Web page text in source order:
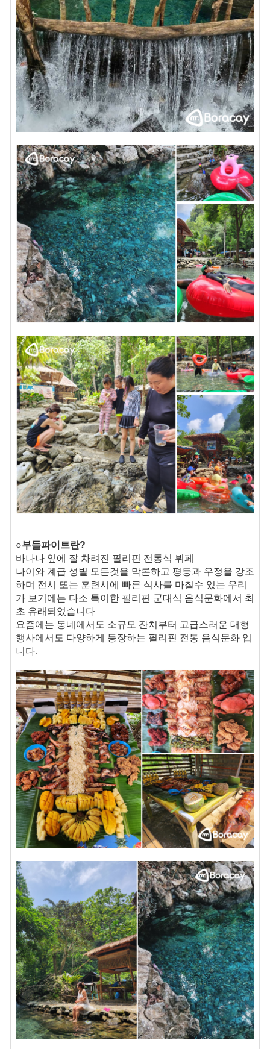
○부들파이트란?
바나나 잎에 잘 차려진 필리핀 전통식 뷔페
나이와 계급 성별 모든것을 막론하고 평등과 우정을 강조
하며 전시 또는 훈련시에 빠른 식사를 마칠수 있는 우리
가 보기에는 다소 특이한 필리핀 군대식 음식문화에서 최
초 유래되었습니다
요즘에는 동네에서도 소규모 잔치부터 고급스러운 대형
행사에서도 다양하게 등장하는 필리핀 전통 음식문화 입
니다.